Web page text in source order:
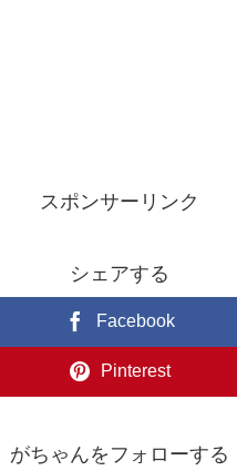
スポンサーリンク
シェアする
Facebook
Pinterest
がちゃんをフォローする